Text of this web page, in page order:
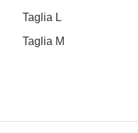
Taglia L
Taglia M